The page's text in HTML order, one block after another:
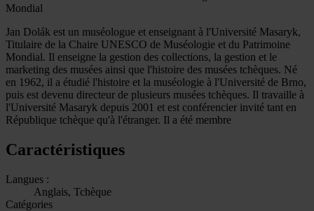
Mondial
Jan Dolák est un muséologue et enseignant à l'Université Masaryk,
Titulaire de la Chaire UNESCO de Muséologie et du Patrimoine
Mondial. Il enseigne la gestion des collections, la gestion et le
marketing des musées ainsi que l'histoire des musées tchèques. Né
en 1962, il a étudié l'histoire et la muséologie à l'Université de Brno,
puis est devenu directeur de plusieurs musées tchèques. Il travaille à
l'Université Masaryk depuis 2001 et est conférencier invité tant en
République tchèque qu'à l'étranger. Il a été membre
Caractéristiques
Langues :
Anglais, Tchèque
Catégories